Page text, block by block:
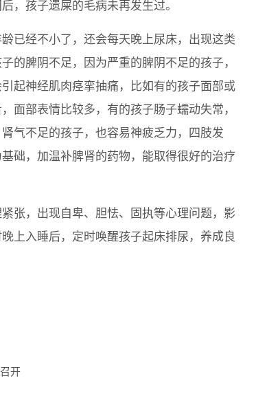
，孩子遗屎的毛病未再发生过。
已经不小了，还会每天晚上尿床，出现这类
的脾阴不足，因为严重的脾阴不足的孩子，
起神经肌肉痉挛抽痛，比如有的孩子面部或
面部表情比较多，有的孩子肠子蠕动失常，
气不足的孩子，也容易神疲乏力，四肢发
础，加温补脾肾的药物，能取得很好的治疗
张，出现自卑、胆怯、固执等心理问题，影
上入睡后，定时唤醒孩子起床排尿，养成良
开